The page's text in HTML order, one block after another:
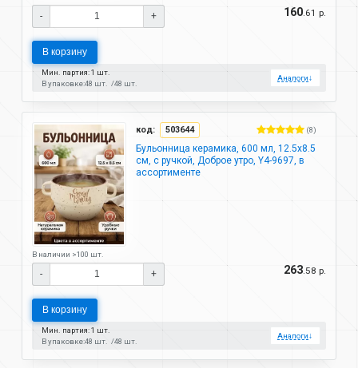
- + 160.61 р.
В корзину
Мин. партия: 1 шт.
В упаковке:48 шт. 48 шт.
Аналоги↓
код: 503644 (8)
Бульонница керамика, 600 мл, 12.5х8.5
см, с ручкой, Доброе утро, Y4-9697, в
ассортименте
В наличии >100 шт.
- + 263.58 р.
В корзину
Мин. партия: 1 шт.
В упаковке:48 шт. 48 шт.
Аналоги↓